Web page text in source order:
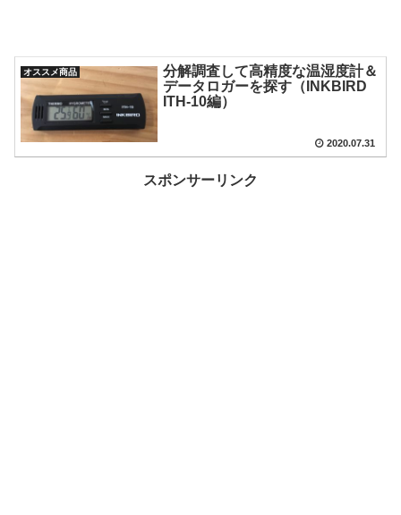
オススメ商品
分解調査して高精度な温湿度計＆
データロガーを探す（INKBIRD
ITH-10編）
2020.07.31
スポンサーリンク